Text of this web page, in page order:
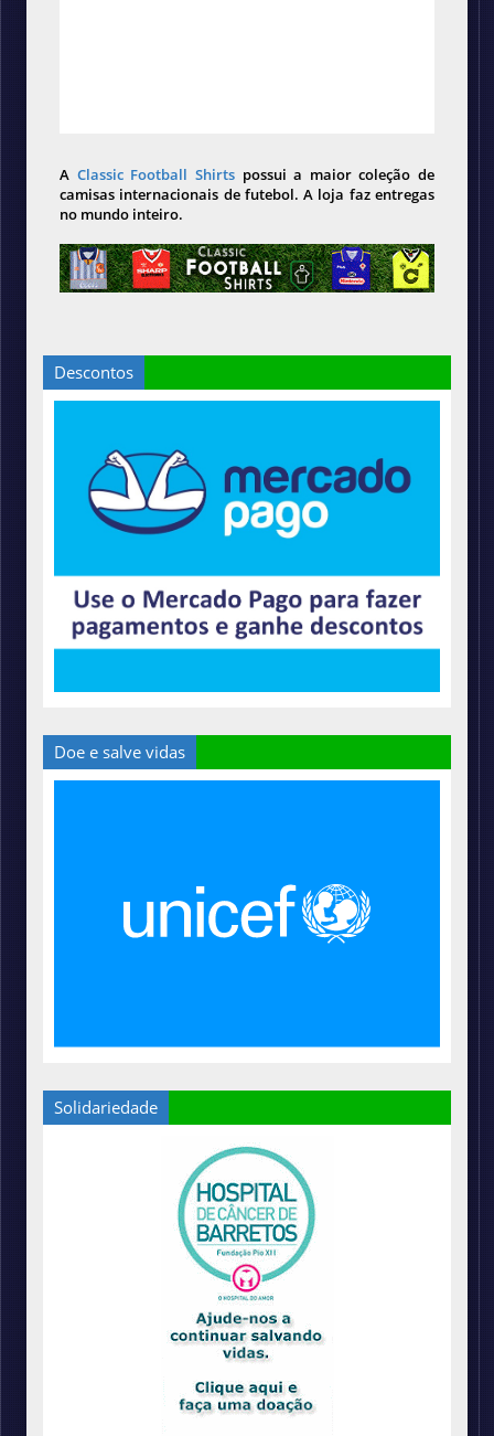
A Classic Football Shirts possui a maior coleção de
camisas internacionais de futebol. A loja faz entregas
no mundo inteiro.
Descontos
Doe e salve vidas
Solidariedade